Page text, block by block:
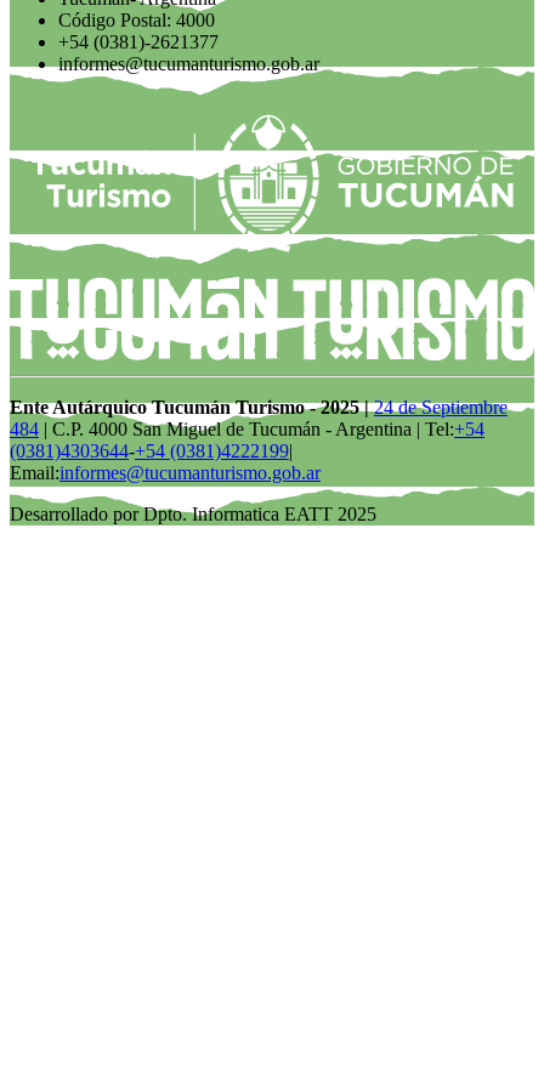
Código Postal: 4000
+54 (0381)-2621377
informes@tucumanturismo.gob.ar
Ente Autárquico Tucumán Turismo - 2025 |24 de Septiembre
484 | C.P. 4000 San Miguel de Tucumán - Argentina | Tel:+54
(0381)4303644-+54 (0381)4222199|
Email:informes@tucumanturismo.gob.ar
Desarrollado por Dpto. Informatica EATT 2025